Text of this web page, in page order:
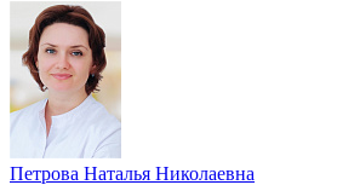
Петрова Наталья Николаевна